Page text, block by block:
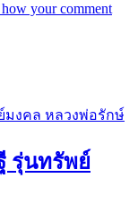
your comment
รุ่นทรัพย์